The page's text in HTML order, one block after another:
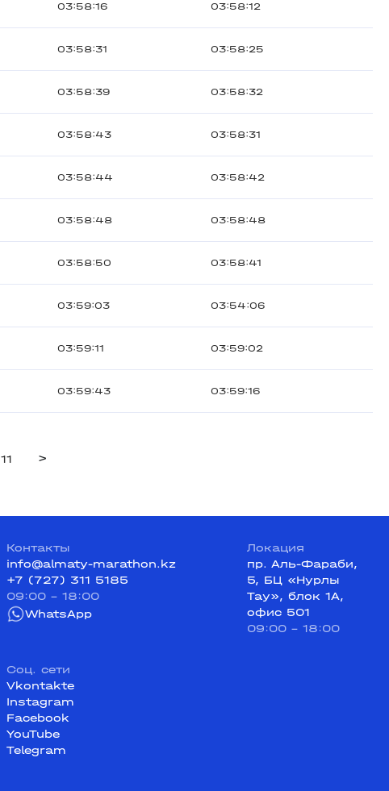
03:58:16 03:58:12
03:58:31 03:58:25
03:58:39 03:58:32
03:58:43 03:58:31
03:58:44 03:58:42
03:58:48 03:58:48
03:58:50 03:58:41
03:59:03 03:54:06
03:59:11 03:59:02
03:59:43 03:59:16
11 >
Контакты
info@almaty-marathon.kz
+7 (727) 311 5185
09:00 - 18:00
WhatsApp
Локация
пр. Аль-Фараби,
5, БЦ «Нурлы
Тау», блок 1А,
офис 501
09:00 - 18:00
Соц. сети
Vkontakte
Instagram
Facebook
YouTube
Telegram